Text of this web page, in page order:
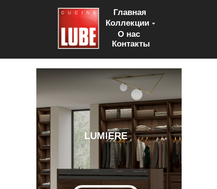
Главная
Коллекции
О нас
Контакты
LUMIERE